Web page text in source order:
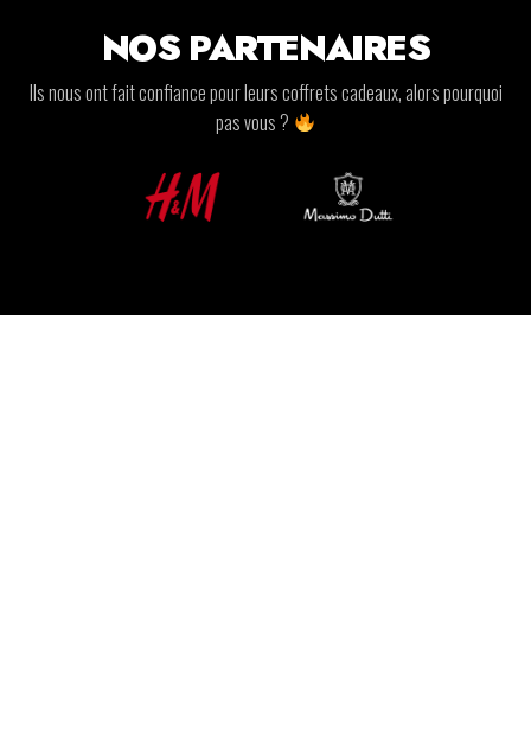
NOS PARTENAIRES
Ils nous ont fait confiance pour leurs coffrets cadeaux, alors pourquoi
pas vous ?